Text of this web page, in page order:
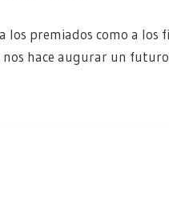
los premiados como a los
nos hace augurar un